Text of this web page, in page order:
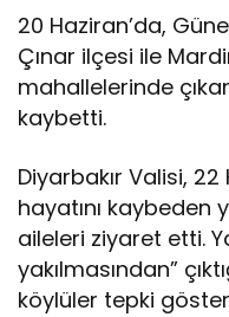
20 Haziran’da,
Çınar ilçesi ile
mahallelerinde
kaybetti.
Diyarbakır Valisi,
hayatını kaybeden
aileleri ziyaret etti.
yakılmasından”
köylüler tepki